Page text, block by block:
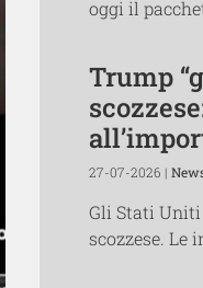
oggi il
Trump
27-07-2026 |
Gli Stati
scozzese. Le